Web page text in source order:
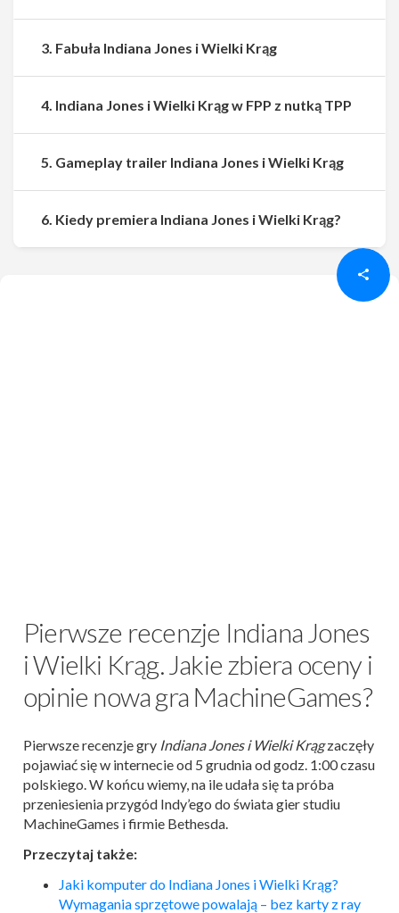
Udostępnij Udostępnij
Pierwsze recenzje Indiana Jones
i Wielki Krąg. Jakie zbiera oceny i
opinie nowa gra MachineGames?
Pierwsze recenzje gry Indiana Jones i Wielki Krągzaczęły
pojawiać się w internecie od 5 grudnia od godz. 1:00 czasu
polskiego. W końcu wiemy, na ile udała się ta próba
przeniesienia przygód Indy’ego do świata gier studiu
MachineGames i firmie Bethesda.
Przeczytaj także:
Jaki komputer do Indiana Jones i Wielki Krąg?
Wymagania sprzętowe powalają – bez karty z ray
3. Fabuła Indiana Jones i Wielki Krąg
4. Indiana Jones i Wielki Krąg w FPP z nutką TPP
5. Gameplay trailer Indiana Jones i Wielki Krąg
6. Kiedy premiera Indiana Jones i Wielki Krąg?